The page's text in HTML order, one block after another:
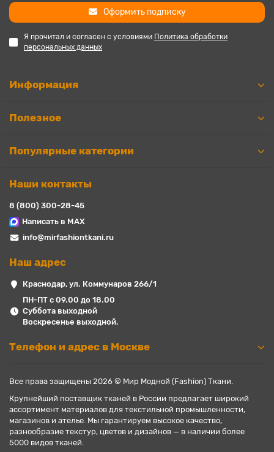
Оформить подписку
Я прочитал и согласен с условиями Политика обработки
персональных данных
Информация
Полезное
Популярные категории
Наши контакты
8 (800) 300-28-45
Написать в MAX
info@mirfashiontkani.ru
Наш адрес
Краснодар, ул. Коммунаров 266/1
ПН-ПТ с 09.00 до 18.00
Суббота выходной
Воскресенье выходной.
Телефон и адрес в Москве
Все права защищены 2026 © Мир Модной (Fashion) Ткани.
Крупнейший поставщик тканей в России предлагает широкий
ассортимент материалов для текстильной промышленности,
магазинов и ателье. Мы гарантируем высокое качество,
разнообразие текстур, цветов и дизайнов — в наличии более
5000 видов тканей.